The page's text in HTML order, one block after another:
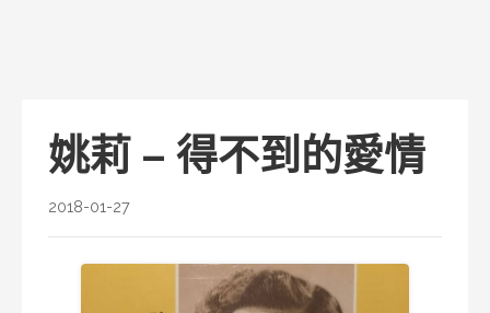
姚莉 – 得不到的愛情
2018-01-27